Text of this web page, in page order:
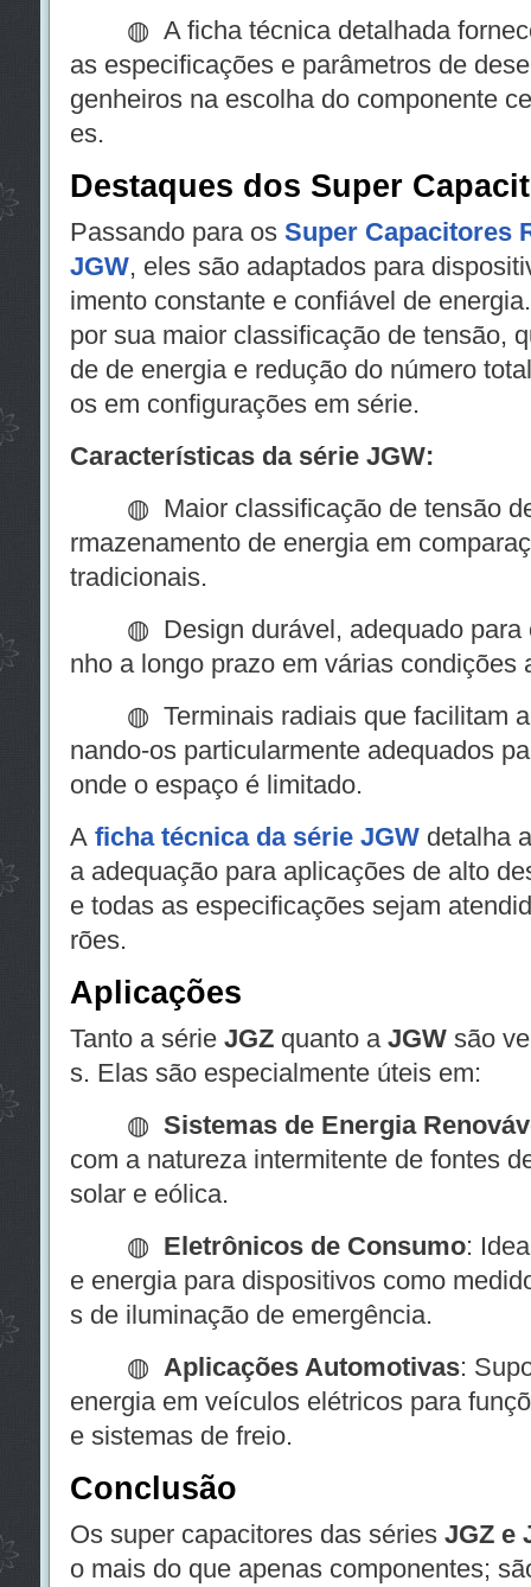
◍ A ficha técnica detalhada fornece
as especificações e parâmetros de
genheiros na escolha do componente
es.
Destaques dos Super
Passando para os Super Capacitores
JGW, eles são adaptados para
imento constante e confiável de
por sua maior classificação de tensão,
de de energia e redução do número
os em configurações em série.
Características da série JGW:
◍ Maior classificação de tensão de
rmazenamento de energia em
tradicionais.
◍ Design durável, adequado para
nho a longo prazo em várias condições
◍ Terminais radiais que facilitam a
nando-os particularmente adequados
onde o espaço é limitado.
A ficha técnica da série JGWdetalha
a adequação para aplicações de alto
e todas as especificações sejam
rões.
Aplicações
Tanto a série JGZquanto a JGWsão
s. Elas são especialmente úteis em:
◍ Sistemas de Energia
com a natureza intermitente de fontes
solar e eólica.
◍ Eletrônicos de Consumo:
e energia para dispositivos como
s de iluminação de emergência.
◍ Aplicações Automotivas:
energia em veículos elétricos para
e sistemas de freio.
Conclusão
Os super capacitores das séries JGZ e
o mais do que apenas componentes;